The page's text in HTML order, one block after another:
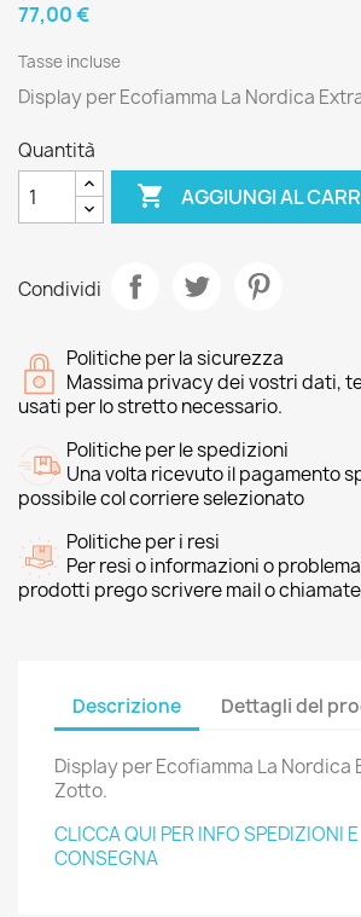
77,00 €
Tasse incluse
Display per Ecofiamma La Nordica
Quantità
 AGGIUNGI AL
Condividi
Politiche per la sicurezza
Massima privacy dei vostri dati,
usati per lo stretto necessario.
Politiche per le spedizioni
Una volta ricevuto il pagamento
possibile col corriere selezionato
Politiche per i resi
Per resi o informazioni o
prodotti prego scrivere mail o
Descrizione Dettagli del
Display per Ecofiamma La Nordica
Zotto.
CLICCA QUI PER INFO SPEDIZIONI
CONSEGNA